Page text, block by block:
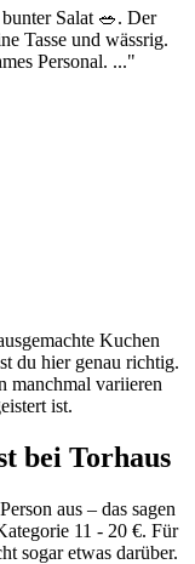
Salat 🥗. Der
Tasse und wässrig.
Personal. ..."
Kuchen
du hier genau richtig.
manchmal variieren
ist.
bei Torhaus
aus – das sagen
11 - 20 €. Für
sogar etwas darüber.